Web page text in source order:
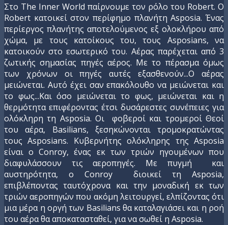
Στο Τhe Inner World παίρνουμε τον ρόλο του Robert. O
Robert κατοικεί στον περίφημο πλανήτη Asposia. Ένας
περίεργος πλανήτης αποτελούμενος εξ ολοκλήρου από
χώμα, με τους κατοίκους του, τους Asposians, να
κατοικούν στο εσωτερικό του. Αέρας παρέχεται από 3
ζωτικής σημασίας πηγές αέρος. Με το πέρασμα όμως
των χρόνων οι πηγές αυτές εξασθενούν...Ο αέρας
μειώνεται. Αυτό έχει σαν επακόλουθο να μειώνεται και
το φως...Και όσο μειώνεται το φως, μειώνεται και η
θερμότητα επιφέροντας έτσι δυσάρεστες συνέπειες για
ολόκληρη τη Asposia. Οι φοβεροί και τρομεροί Θεοί
του αέρα, Basilians, ξεσηκώνονται τρομοκρατώντας
τους Asposians. Κυβερνήτης ολόκληρης της Asposia
είναι ο Conroy, ένας εκ των τριών ηγουμένων που
διαφυλάσσουν τις αεροπηγές. Με πυγμή και
αυστηρότητα, ο Conroy διοικεί τη Asposia,
επιβλέποντας ταυτόχρονα και την μοναδική εκ των
τριών αεροπηγών που ακόμη λειτουργεί, ελπίζοντας ότι
μια μέρα η οργή των Basilians θα καταλαγιάσει και η ροή
του αέρα θα αποκατασταθεί, για να σωθεί η Asposia.